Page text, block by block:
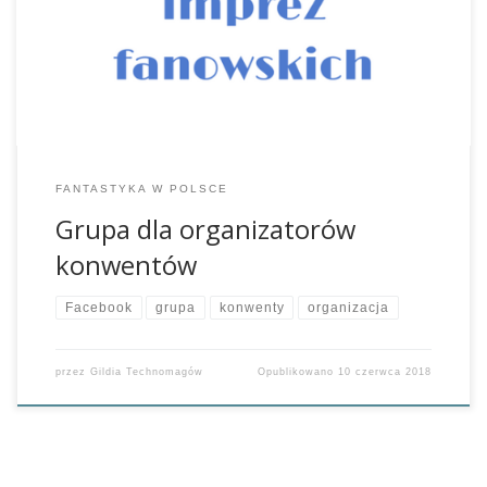
rozumianymi innymi imprezami fantastycznymi w Polsce.
jak i osoby aktualnie intensywnie zdobywające konwentowe
doświadczenie oraz […]
FANTASTYKA W POLSCE
Grupa dla organizatorów
konwentów
Facebook grupa konwenty organizacja
przez Gildia Technomagów Opublikowano 10 czerwca 2018